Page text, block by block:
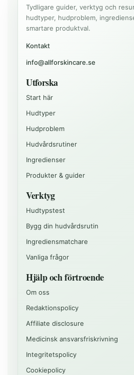
Tydligare guider, verktyg och
hudtyper, hudproblem,
smartare produktval.
Kontakt
info@allforskincare.se
Utforska
Start här
Hudtyper
Hudproblem
Hudvårdsrutiner
Ingredienser
Produkter & guider
Verktyg
Hudtypstest
Bygg din hudvårdsrutin
Ingrediensmatchare
Vanliga frågor
Hjälp och förtroende
Om oss
Redaktionspolicy
Affiliate disclosure
Medicinsk ansvarsfriskrivning
Integritetspolicy
Cookiepolicy